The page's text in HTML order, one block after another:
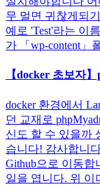
무 멀면 귀찮게되
예로 'Test'라는 이
가 「wp-content」
【docker 초보자
docker 환경에서
던 교재로
신도 할 수 있을까
습니다! 감사합니
Github으로 이동합
일을 엽니다. 위 이